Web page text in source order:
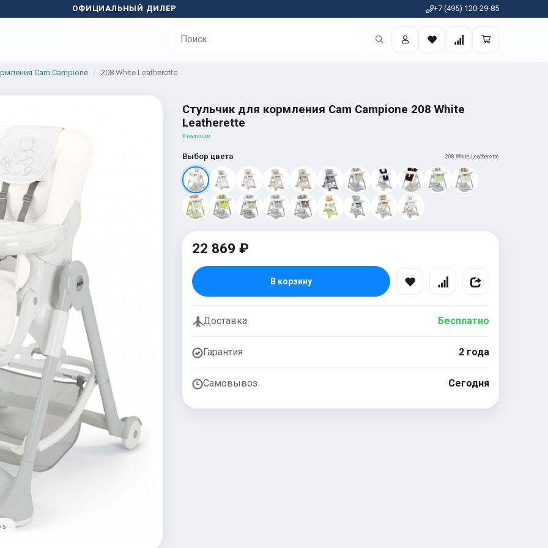
ОФИЦИАЛЬНЫЙ ДИЛЕР +7 (495) 120-29-85
Cam Campione 208 White Leatherette
5
Стульчик для кормления Cam Campione 208 White
Leatherette
В наличии
Выбор цвета 208 White Leatherette
22 869 ₽
В корзину
Доставка Бесплатно
Гарантия 2 года
Самовывоз Сегодня